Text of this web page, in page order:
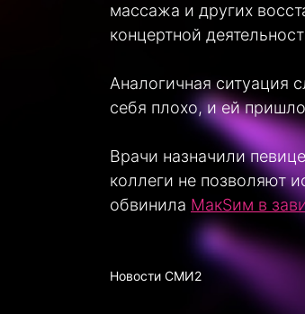
массажа и других
концертной
Аналогичная ситуация
себя плохо, и ей
Врачи назначили певице
коллеги не позволяют
обвинила МакSим в
Новости СМИ2